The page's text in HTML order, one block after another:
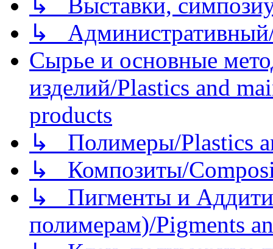
↳ Выставки,
↳
Сырье и основные
изделий/Plastics and
products
↳ Полимеры/Plastics
↳ Композиты/
↳ Пигменты и
полимерам)/Pigments